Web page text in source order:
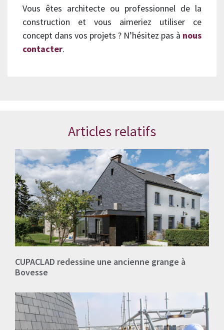
Vous êtes architecte ou professionnel de la
construction et vous aimeriez utiliser ce
concept dans vos projets ? N’hésitez pas à nous
contacter.
Articles relatifs
CUPACLAD redessine une ancienne grange à
Bovesse